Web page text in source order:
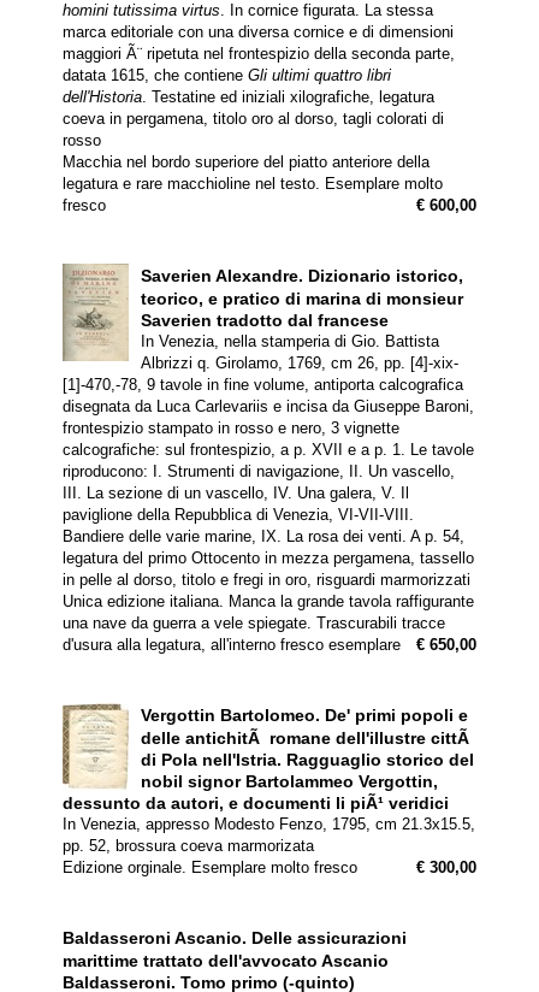
homini tutissima virtus. In cornice figurata. La stessa
marca editoriale con una diversa cornice e di dimensioni
maggiori Ã¨ ripetuta nel frontespizio della seconda parte,
datata 1615, che contiene Gli ultimi quattro libri
dell'Historia. Testatine ed iniziali xilografiche, legatura
coeva in pergamena, titolo oro al dorso, tagli colorati di
rosso
Macchia nel bordo superiore del piatto anteriore della
legatura e rare macchioline nel testo. Esemplare molto
fresco
€ 600,00
Saverien Alexandre. Dizionario istorico,
teorico, e pratico di marina di monsieur
Saverien tradotto dal francese
In Venezia, nella stamperia di Gio. Battista
Albrizzi q. Girolamo, 1769, cm 26, pp. [4]-xix-
[1]-470,-78, 9 tavole in fine volume, antiporta calcografica
disegnata da Luca Carlevariis e incisa da Giuseppe Baroni,
frontespizio stampato in rosso e nero, 3 vignette
calcografiche: sul frontespizio, a p. XVII e a p. 1. Le tavole
riproducono: I. Strumenti di navigazione, II. Un vascello,
III. La sezione di un vascello, IV. Una galera, V. Il
paviglione della Repubblica di Venezia, VI-VII-VIII.
Bandiere delle varie marine, IX. La rosa dei venti. A p. 54,
legatura del primo Ottocento in mezza pergamena, tassello
in pelle al dorso, titolo e fregi in oro, risguardi marmorizzati
Unica edizione italiana. Manca la grande tavola raffigurante
una nave da guerra a vele spiegate. Trascurabili tracce
d'usura alla legatura, all'interno fresco esemplare
€ 650,00
Vergottin Bartolomeo. De' primi popoli e
delle antichitÃ romane dell'illustre cittÃ
di Pola nell'Istria. Ragguaglio storico del
nobil signor Bartolammeo Vergottin,
dessunto da autori, e documenti li piÃ¹ veridici
In Venezia, appresso Modesto Fenzo, 1795, cm 21.3x15.5,
pp. 52, brossura coeva marmorizata
Edizione orginale. Esemplare molto fresco
€ 300,00
Baldasseroni Ascanio. Delle assicurazioni
marittime trattato dell'avvocato Ascanio
Baldasseroni. Tomo primo (-quinto)